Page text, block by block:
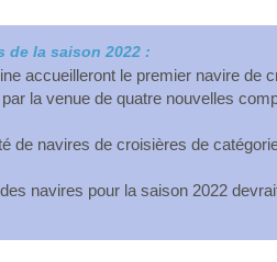
de la saison 2022 :
accueilleront le premier navire de
la venue de quatre nouvelles
de navires de croisières de
navires pour la saison 2022